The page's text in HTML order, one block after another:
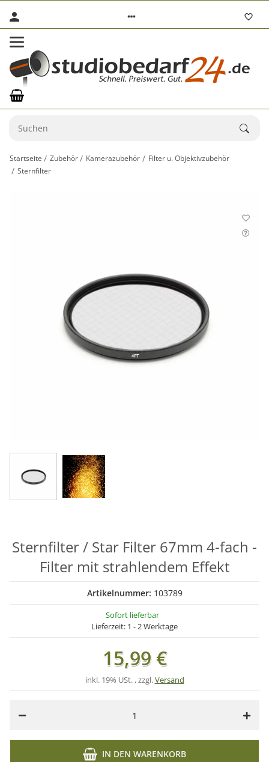
Startseite Zubehör Kamerazubehör
Filter u. Objektivzubehör
Sternfilter
Sternfilter / Star Filter 67mm 4-fach -
Filter mit strahlendem Effekt
Artikelnummer: 103789
Sofort lieferbar
Lieferzeit: 1 - 2 Werktage
15,99 €
inkl. 19% USt. , zzgl.Versand
IN DEN WARENKORB